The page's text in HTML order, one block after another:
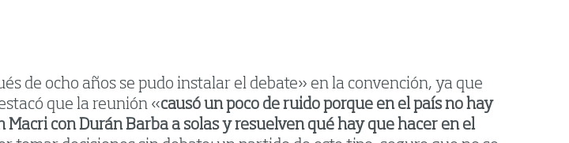
de ocho años se pudo instalar el debate» en la convención, ya que
que la reunión «causó un poco de ruido porque en el país no hay
con Durán Barba a solas y resuelven qué hay que hacer en el